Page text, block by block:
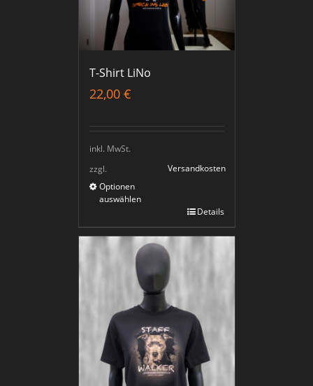
T-Shirt LiNo
22,00 €
inkl. MwSt.
zzgl.
Versandkosten
Optionen
auswählen
Details